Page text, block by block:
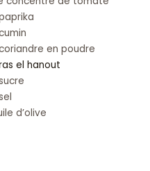
en poudre
el hanout
d’olive